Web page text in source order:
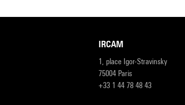
IRCAM
1, place Igor-Stravinsky
75004 Paris
+33 1 44 78 48 43